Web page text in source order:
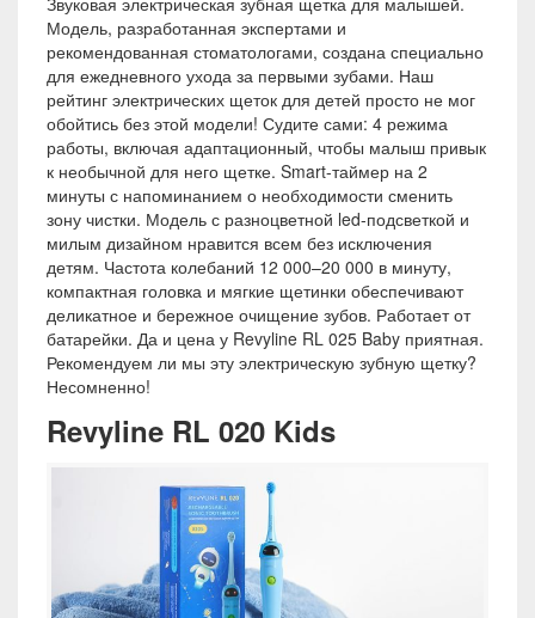
Модель, разработанная экспертами и
рекомендованная стоматологами, создана специально
для ежедневного ухода за первыми зубами. Наш
рейтинг электрических щеток для детей просто не мог
обойтись без этой модели! Судите сами: 4 режима
работы, включая адаптационный, чтобы малыш привык
к необычной для него щетке. Smart-таймер на 2
минуты с напоминанием о необходимости сменить
зону чистки. Модель с разноцветной led-подсветкой и
милым дизайном нравится всем без исключения
детям. Частота колебаний 12 000–20 000 в минуту,
компактная головка и мягкие щетинки обеспечивают
деликатное и бережное очищение зубов. Работает от
батарейки. Да и цена у Revyline RL 025 Baby приятная.
Рекомендуем ли мы эту электрическую зубную щетку?
Несомненно!
Revyline RL 020 Kids